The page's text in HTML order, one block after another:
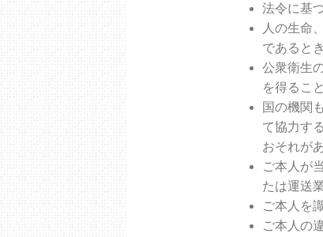
法令に基
人の生命
であるとき
公衆衛生
を得るこ
国の機関
て協力す
おそれが
ご本人が
たは運送
ご本人を
ご本人の